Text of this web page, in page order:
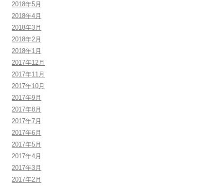
2018年5月
2018年4月
2018年3月
2018年2月
2018年1月
2017年12月
2017年11月
2017年10月
2017年9月
2017年8月
2017年7月
2017年6月
2017年5月
2017年4月
2017年3月
2017年2月